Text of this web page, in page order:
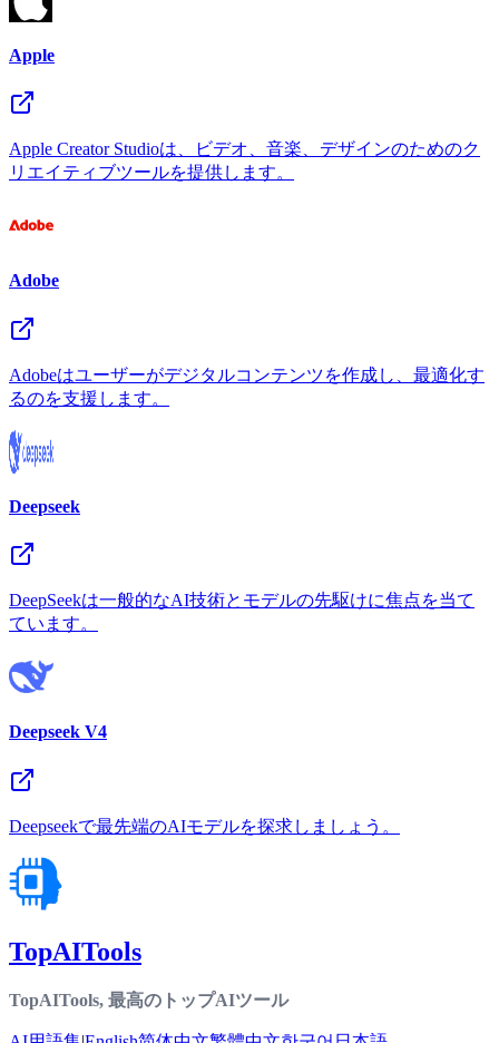
Apple
Apple Creator Studioは、ビデオ、音楽、デザインのためのク
リエイティブツールを提供します。
Adobe
Adobeはユーザーがデジタルコンテンツを作成し、最適化す
るのを支援します。
Deepseek
DeepSeekは一般的なAI技術とモデルの先駆けに焦点を当て
ています。
Deepseek V4
Deepseekで最先端のAIモデルを探求しましょう。
TopAITools
TopAITools, 最高のトップAIツール